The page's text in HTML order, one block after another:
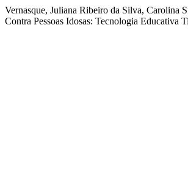
Vernasque, Juliana Ribeiro da Silva, Carolina
Contra Pessoas Idosas: Tecnologia Educativa